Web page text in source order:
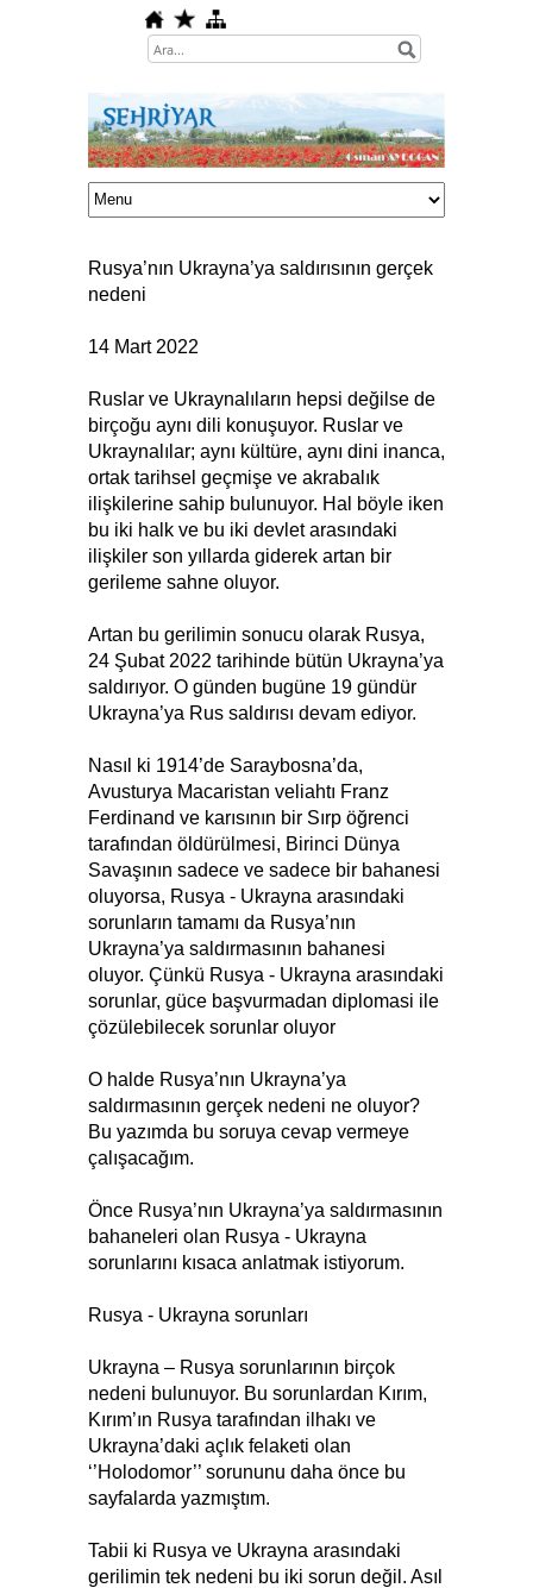
Rusya’nın Ukrayna’ya saldırısının gerçek
nedeni
14 Mart 2022
Ruslar ve Ukraynalıların hepsi değilse de
birçoğu aynı dili konuşuyor. Ruslar ve
Ukraynalılar; aynı kültüre, aynı dini inanca,
ortak tarihsel geçmişe ve akrabalık
ilişkilerine sahip bulunuyor. Hal böyle iken
bu iki halk ve bu iki devlet arasındaki
ilişkiler son yıllarda giderek artan bir
gerileme sahne oluyor.
Artan bu gerilimin sonucu olarak Rusya,
24 Şubat 2022 tarihinde bütün Ukrayna’ya
saldırıyor. O günden bugüne 19 gündür
Ukrayna’ya Rus saldırısı devam ediyor.
Nasıl ki 1914’de Saraybosna’da,
Avusturya Macaristan veliahtı Franz
Ferdinand ve karısının bir Sırp öğrenci
tarafından öldürülmesi, Birinci Dünya
Savaşının sadece ve sadece bir bahanesi
oluyorsa, Rusya - Ukrayna arasındaki
sorunların tamamı da Rusya’nın
Ukrayna’ya saldırmasının bahanesi
oluyor. Çünkü Rusya - Ukrayna arasındaki
sorunlar, güce başvurmadan diplomasi ile
çözülebilecek sorunlar oluyor
O halde Rusya’nın Ukrayna’ya
saldırmasının gerçek nedeni ne oluyor?
Bu yazımda bu soruya cevap vermeye
çalışacağım.
Önce Rusya’nın Ukrayna’ya saldırmasının
bahaneleri olan Rusya - Ukrayna
sorunlarını kısaca anlatmak istiyorum.
Rusya - Ukrayna sorunları
Ukrayna – Rusya sorunlarının birçok
nedeni bulunuyor. Bu sorunlardan Kırım,
Kırım’ın Rusya tarafından ilhakı ve
Ukrayna’daki açlık felaketi olan
‘’Holodomor’’ sorununu daha önce bu
sayfalarda yazmıştım.
Tabii ki Rusya ve Ukrayna arasındaki
gerilimin tek nedeni bu iki sorun değil. Asıl